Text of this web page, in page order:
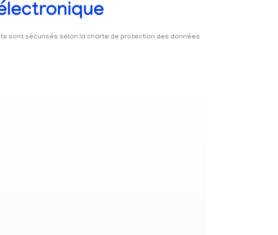
sont sécurisés selon la charte de protection des données